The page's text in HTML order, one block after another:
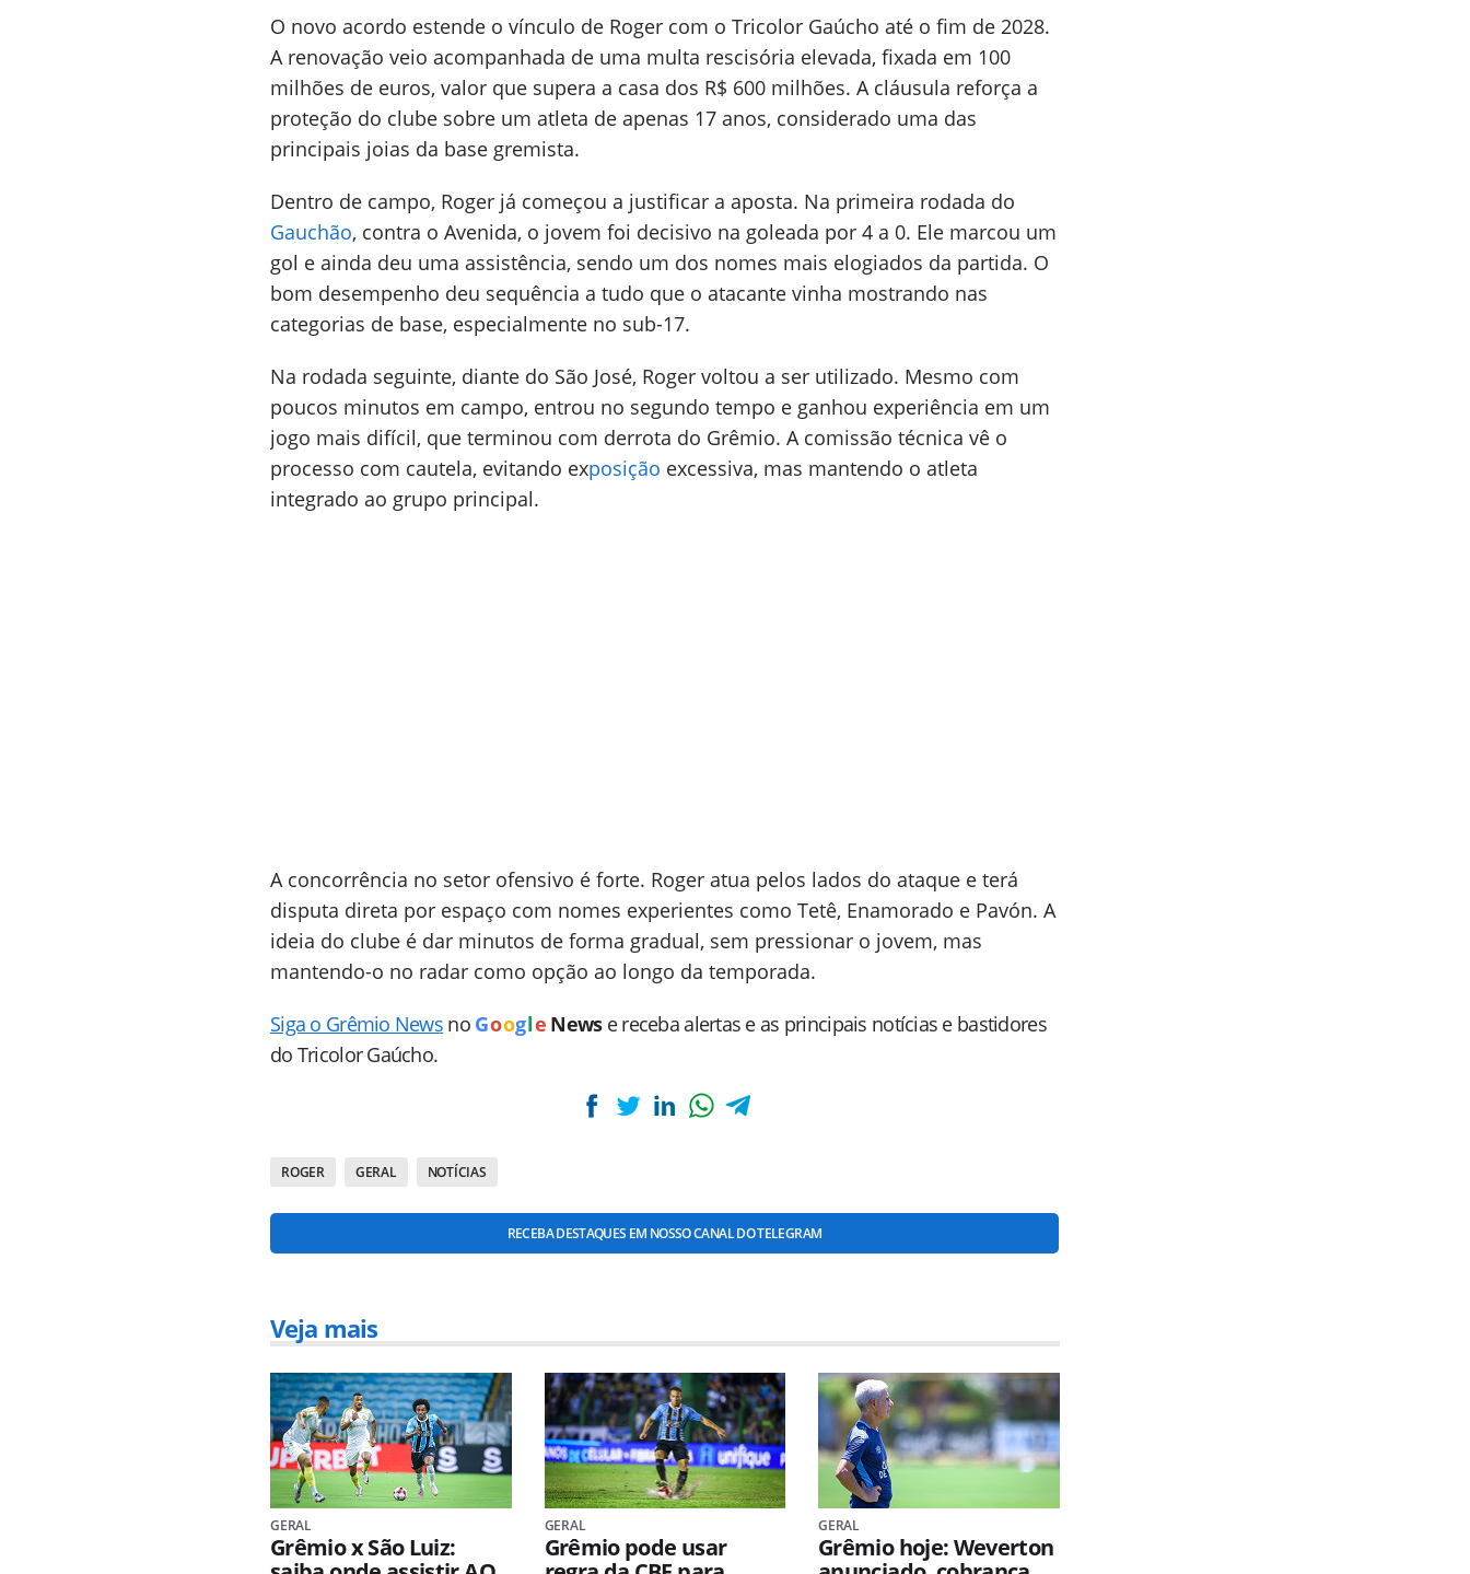
O novo acordo estende o vínculo de Roger com o Tricolor Gaúcho até o fim de 2028.
A renovação veio acompanhada de uma multa rescisória elevada, fixada em 100
milhões de euros, valor que supera a casa dos R$ 600 milhões. A cláusula reforça a
proteção do clube sobre um atleta de apenas 17 anos, considerado uma das
principais joias da base gremista.
Dentro de campo, Roger já começou a justificar a aposta. Na primeira rodada do
Gauchão, contra o Avenida, o jovem foi decisivo na goleada por 4 a 0. Ele marcou um
gol e ainda deu uma assistência, sendo um dos nomes mais elogiados da partida. O
bom desempenho deu sequência a tudo que o atacante vinha mostrando nas
categorias de base, especialmente no sub-17.
Na rodada seguinte, diante do São José, Roger voltou a ser utilizado. Mesmo com
poucos minutos em campo, entrou no segundo tempo e ganhou experiência em um
jogo mais difícil, que terminou com derrota do Grêmio. A comissão técnica vê o
processo com cautela, evitando exposição excessiva, mas mantendo o atleta
integrado ao grupo principal.
A concorrência no setor ofensivo é forte. Roger atua pelos lados do ataque e terá
disputa direta por espaço com nomes experientes como Tetê, Enamorado e Pavón. A
ideia do clube é dar minutos de forma gradual, sem pressionar o jovem, mas
mantendo-o no radar como opção ao longo da temporada.
Siga o Grêmio News no Goog le News e receba alertas e as principais notícias e bastidores
do Tricolor Gaúcho.
ROGER GERAL NOTÍCIAS
RECEBA DESTAQUES EM NOSSO CANAL DO TELEGRAM
Veja mais
GERAL
Grêmio x São Luiz:
GERAL
Grêmio pode usar
GERAL
Grêmio hoje: Weverton